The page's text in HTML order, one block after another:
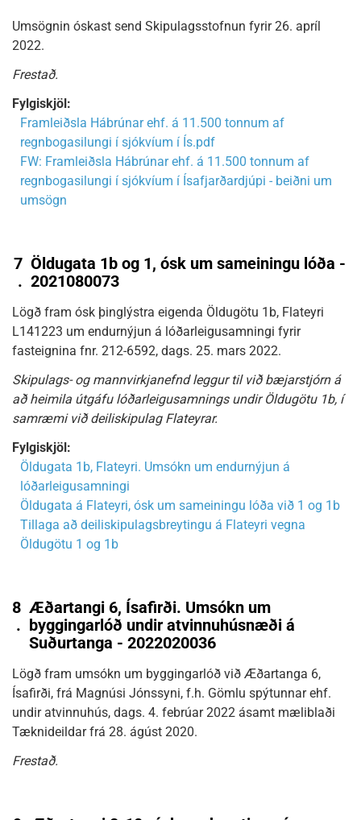
Umsögnin óskast send Skipulagsstofnun fyrir 26. apríl
2022.
Frestað.
Fylgiskjöl:
Framleiðsla Hábrúnar ehf. á 11.500 tonnum af
regnbogasilungi í sjókvíum í Ís.pdf
FW: Framleiðsla Hábrúnar ehf. á 11.500 tonnum af
regnbogasilungi í sjókvíum í Ísafjarðardjúpi - beiðni um
umsögn
7
.
Öldugata 1b og 1, ósk um sameiningu lóða -
2021080073
Lögð fram ósk þinglýstra eigenda Öldugötu 1b, Flateyri
L141223 um endurnýjun á lóðarleigusamningi fyrir
fasteignina fnr. 212-6592, dags. 25. mars 2022.
Skipulags- og mannvirkjanefnd leggur til við bæjarstjórn á
að heimila útgáfu lóðarleigusamnings undir Öldugötu 1b, í
samræmi við deiliskipulag Flateyrar.
Fylgiskjöl:
Öldugata 1b, Flateyri. Umsókn um endurnýjun á
lóðarleigusamningi
Öldugata á Flateyri, ósk um sameiningu lóða við 1 og 1b
Tillaga að deiliskipulagsbreytingu á Flateyri vegna
Öldugötu 1 og 1b
8
.
Æðartangi 6, Ísafirði. Umsókn um
byggingarlóð undir atvinnuhúsnæði á
Suðurtanga - 2022020036
Lögð fram umsókn um byggingarlóð við Æðartanga 6,
Ísafirði, frá Magnúsi Jónssyni, f.h. Gömlu spýtunnar ehf.
undir atvinnuhús, dags. 4. febrúar 2022 ásamt mæliblaði
Tæknideildar frá 28. ágúst 2020.
Frestað.